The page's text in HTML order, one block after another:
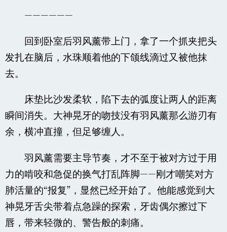
——————
回到卧室后羽风薰带上门，拿了一个抓夹把头
发扎在脑后，水珠顺着他的下颌线滴过又被他抹
去。
床垫比沙发柔软，陷下去的弧度让两人的距离
瞬间消失。大神晃牙的吻技没有羽风薰那么游刃有
余，横冲直撞，但足够缠人。
羽风薰需要主导节奏，才不至于被对方过于用
力的啃咬和急促的换气打乱阵脚——刚才嘲笑对方
肺活量的“报复”，显然已经开始了。他能感觉到大
神晃牙舌尖带着点急躁的探索，牙齿偶尔擦过下
唇，带来轻微的、警告般的刺痛。